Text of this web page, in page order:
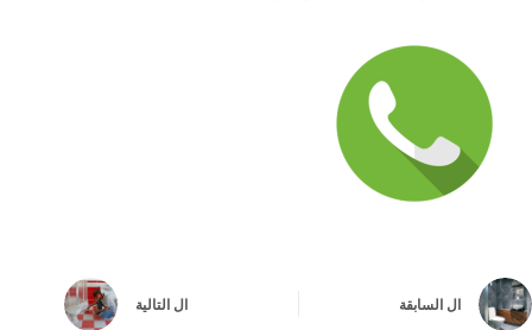
ال السابقة ال التالية